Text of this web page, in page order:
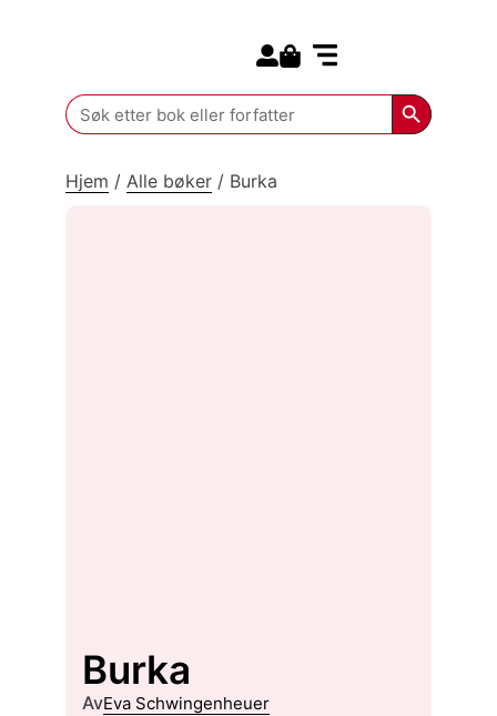
Search
for:
Search
Hjem / Alle bøker / Burka
Burka
AvEva Schwingenheuer